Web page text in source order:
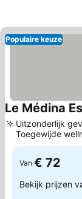
Populaire keuze
Le Médina
Uitzonderlijk
Toegewijde
spadiensten
Van € 72
Bekijk prijzen